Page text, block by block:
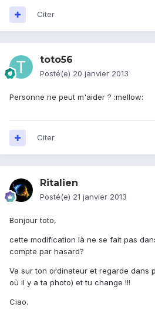
Citer
toto56
Posté(e) 20 janvier 2013
Personne ne peut m'aider ? :mellow:
Citer
Ritalien
Posté(e) 21 janvier 2013
Bonjour toto,
cette modification là ne se fait pas
compte par hasard?
Va sur ton ordinateur et regarde dans
où il y a ta photo) et tu change !!!
Ciao.